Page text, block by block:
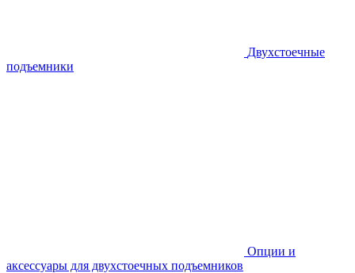
Двухстоечные
подъемники
Опции и
аксессуары для двухстоечных подъемников